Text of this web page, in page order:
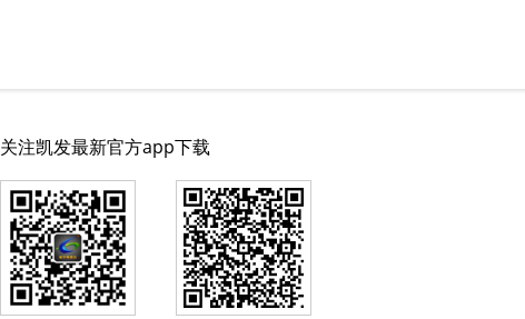
关注凯发最新官方app下载